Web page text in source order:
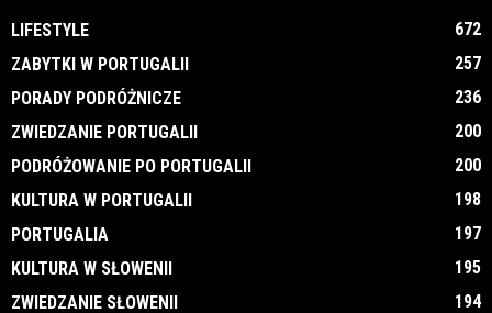
LIFESTYLE
672
ZABYTKI W PORTUGALII
257
PORADY PODRÓŻNICZE
236
ZWIEDZANIE PORTUGALII
200
PODRÓŻOWANIE PO PORTUGALII
200
KULTURA W PORTUGALII
198
PORTUGALIA
197
KULTURA W SŁOWENII
195
ZWIEDZANIE SŁOWENII
194